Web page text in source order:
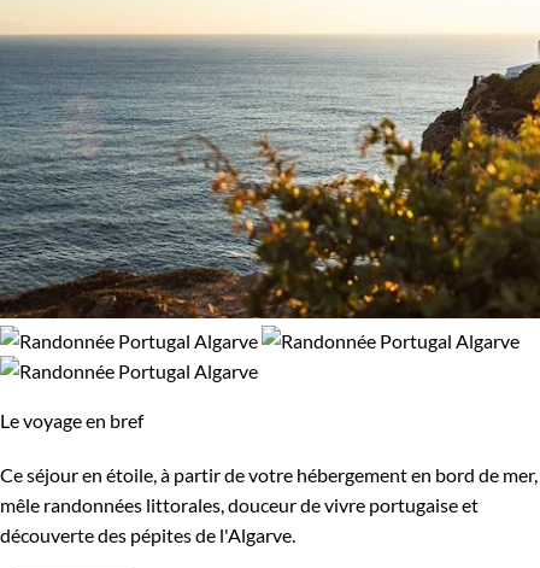
Le voyage en bref
Ce séjour en étoile, à partir de votre hébergement en bord de mer,
mêle randonnées littorales, douceur de vivre portugaise et
découverte des pépites de l'Algarve.